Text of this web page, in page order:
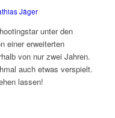
Jäger
unter den
einer erweiterten
von nur zwei Jahren.
auch etwas verspielt.
lassen!